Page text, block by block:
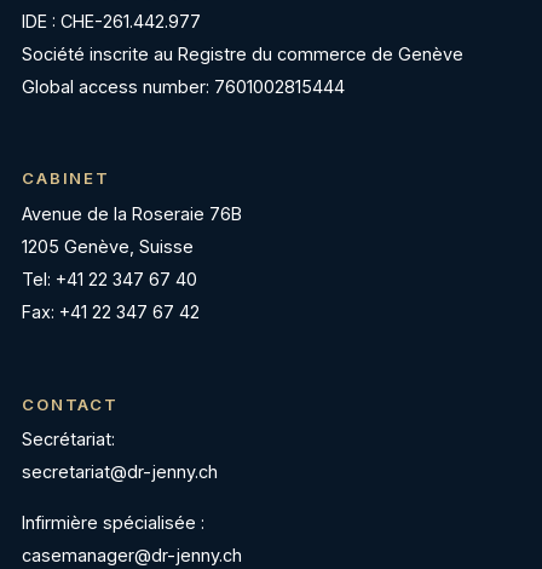
IDE : CHE-261.442.977
Société inscrite au Registre du commerce de Genève
Global access number: 7601002815444
CABINET
Avenue de la Roseraie 76B
1205 Genève, Suisse
Tel: +41 22 347 67 40
Fax: +41 22 347 67 42
CONTACT
Secrétariat:
secretariat@dr-jenny.ch
Infirmière spécialisée :
casemanager@dr-jenny.ch